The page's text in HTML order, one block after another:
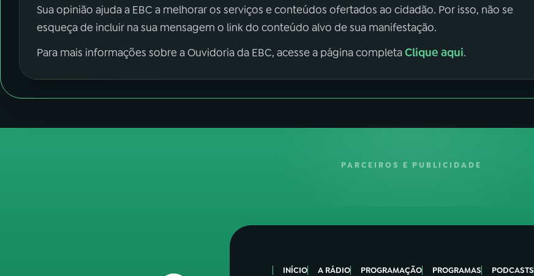
Sua opinião ajuda a EBC a melhorar os serviços e conteúdos ofertados ao cidadão. Por isso, não se
esqueça de incluir na sua mensagem o link do conteúdo alvo de sua manifestação.
Para mais informações sobre a Ouvidoria da EBC, acesse a página completaClique aqui.
PARCEIROS E PUBLICIDADE
INÍCIO A RÁDIO PROGRAMAÇÃO PROGRAMAS PODCASTS